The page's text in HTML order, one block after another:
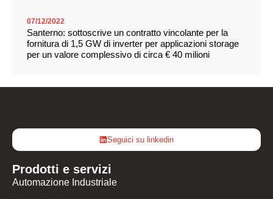
07/12/2022
Santerno: sottoscrive un contratto vincolante per la
fornitura di 1,5 GW di inverter per applicazioni storage
per un valore complessivo di circa € 40 milioni
Seguici su linkedin
Prodotti e servizi
Automazione Industriale